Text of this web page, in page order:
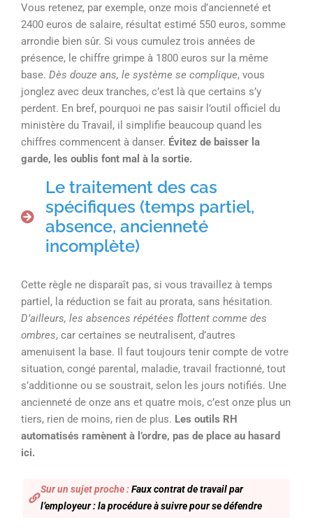
Vous retenez, par exemple, onze mois d’ancienneté et
2400 euros de salaire, résultat estimé 550 euros, somme
arrondie bien sûr. Si vous cumulez trois années de
présence, le chiffre grimpe à 1800 euros sur la même
base. Dès douze ans, le système se complique, vous
jonglez avec deux tranches, c’est là que certains s’y
perdent. En bref, pourquoi ne pas saisir l’outil officiel du
ministère du Travail, il simplifie beaucoup quand les
chiffres commencent à danser. Évitez de baisser la
garde, les oublis font mal à la sortie.
Le traitement des cas
spécifiques (temps partiel,
absence, ancienneté
incomplète)
Cette règle ne disparaît pas, si vous travaillez à temps
partiel, la réduction se fait au prorata, sans hésitation.
D’ailleurs, les absences répétées flottent comme des
ombres, car certaines se neutralisent, d’autres
amenuisent la base. Il faut toujours tenir compte de votre
situation, congé parental, maladie, travail fractionné, tout
s’additionne ou se soustrait, selon les jours notifiés. Une
ancienneté de onze ans et quatre mois, c’est onze plus un
tiers, rien de moins, rien de plus. Les outils RH
automatisés ramènent à l’ordre, pas de place au hasard
ici.
Sur un sujet proche :Faux contrat de travail par
l’employeur : la procédure à suivre pour se défendre